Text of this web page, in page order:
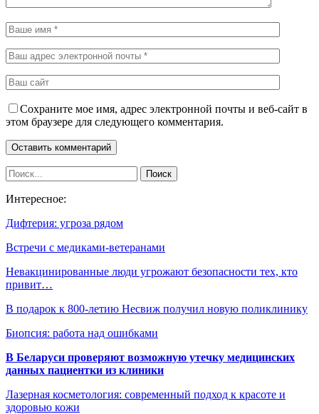
Сохраните мое имя, адрес электронной почты и веб-сайт в
этом браузере для следующего комментария.
Интересное:
Дифтерия: угроза рядом
Встречи с медиками-ветеранами
Невакцинированные люди угрожают безопасности тех, кто
привит…
В подарок к 800-летию Несвиж получил новую поликлинику
Биопсия: работа над ошибками
В Беларуси проверяют возможную утечку медицинских
данных пациентки из клиники
Лазерная косметология: современный подход к красоте и
здоровью кожи